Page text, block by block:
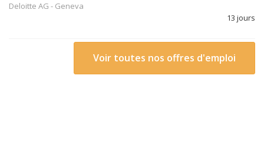
Deloitte AG - Geneva
13 jours
Voir toutes nos offres d'emploi